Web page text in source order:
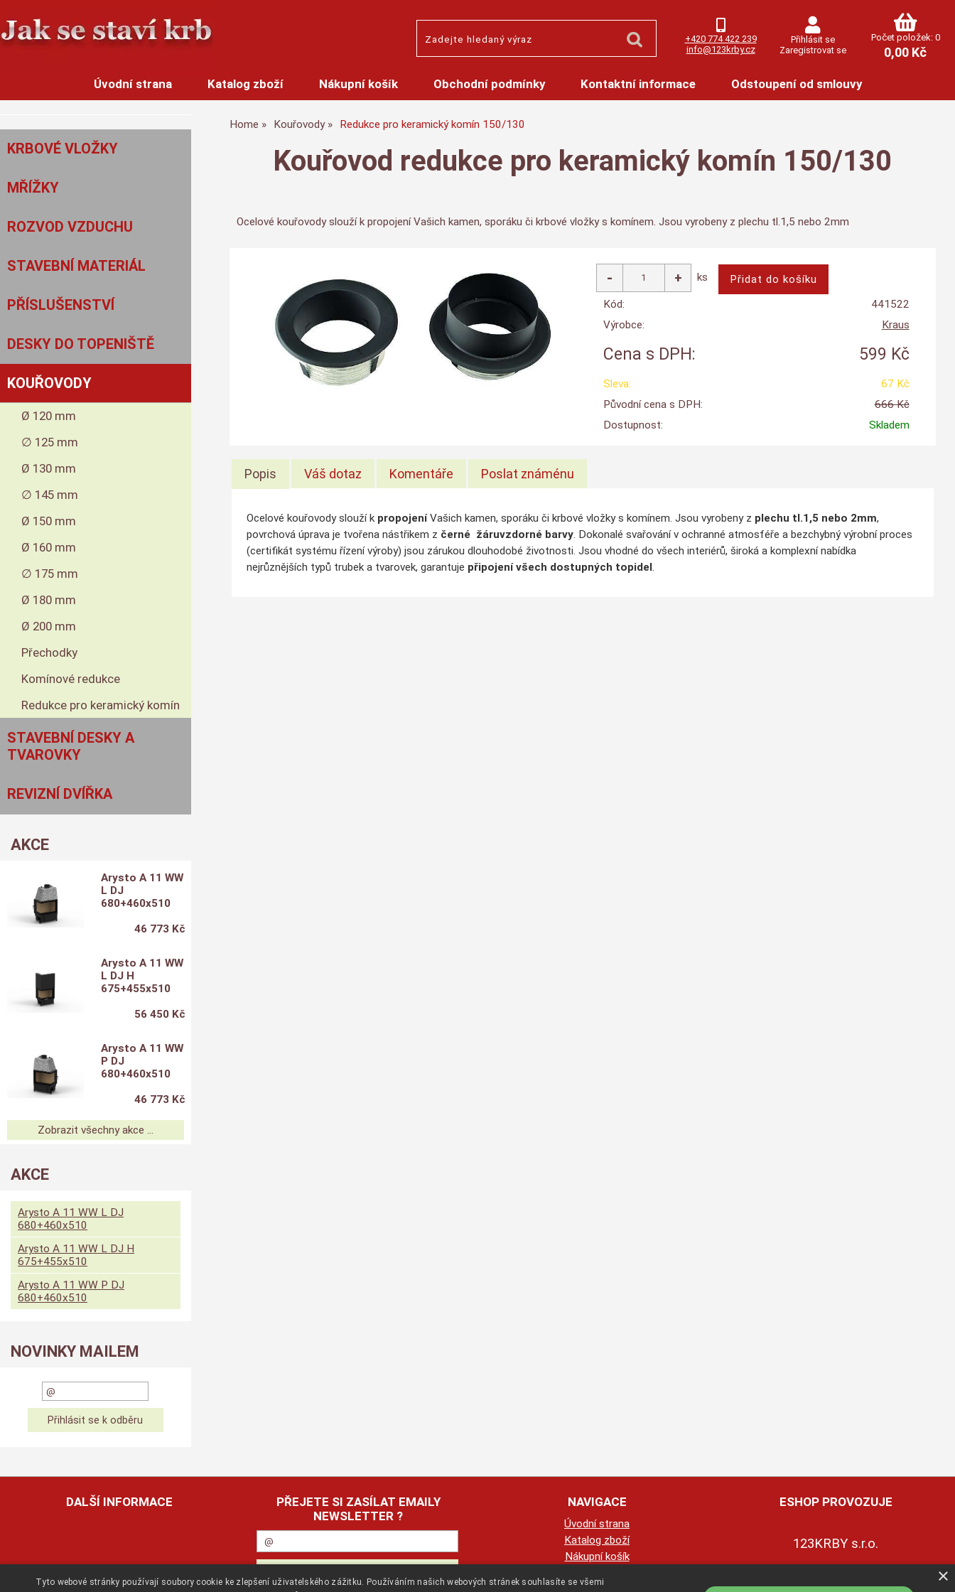
+420 774 422 239
info@123krby.cz
Přihlásit se
Zaregistrovat se
Počet položek: 0
0,00 Kč
Úvodní strana Katalog zboží Nákupní košík Obchodní podmínky Kontaktní informace Odstoupení od smlouvy
Home Kouřovody Redukce pro keramický komín 150/130
Kouřovod redukce pro keramický komín 150/130
Ocelové kouřovody slouží k propojení Vašich kamen, sporáku či krbové vložky s komínem. Jsou vyrobeny z plechu tl.1,5 nebo 2mm
ks
Kód:
441522
Výrobce:
Kraus
Cena s DPH: 599 Kč
Sleva:
67 Kč
Původní cena s DPH:
666 Kč
Dostupnost:
Skladem
Popis Váš dotaz Komentáře Poslat známénu
Ocelové kouřovody slouží kpropojeníVašich kamen, sporáku či krbové vložky s komínem. Jsou vyrobeny z plechu tl.1,5 nebo 2mm,
povrchová úprava je tvořena nástřikem z černé žáruvzdorné barvy. Dokonalé svařování v ochranné atmosféře a bezchybný výrobní proces
(certifikát systému řízení výroby) jsou zárukou dlouhodobé životnosti. Jsou vhodné do všech interiérů, široká a komplexní nabídka
nejrůznějších typů trubek a tvarovek, garantuje připojení všech dostupných topidel.
KRBOVÉ VLOŽKY
MŘÍŽKY
ROZVOD VZDUCHU
STAVEBNÍ MATERIÁL
PŘÍSLUŠENSTVÍ
DESKY DO TOPENIŠTĚ
KOUŘOVODY
Ø 120 mm
∅ 125 mm
Ø 130 mm
∅ 145 mm
Ø 150 mm
Ø 160 mm
∅ 175 mm
Ø 180 mm
Ø 200 mm
Přechodky
Komínové redukce
Redukce pro keramický komín
STAVEBNÍ DESKY A
TVAROVKY
REVIZNÍ DVÍŘKA
AKCE
Arysto A 11 WW
L DJ
680+460x510
46 773 Kč
Arysto A 11 WW
L DJ H
675+455x510
56 450 Kč
Arysto A 11 WW
P DJ
680+460x510
46 773 Kč
Zobrazit všechny akce ...
AKCE
Arysto A 11 WW L DJ
680+460x510
Arysto A 11 WW L DJ H
675+455x510
Arysto A 11 WW P DJ
680+460x510
NOVINKY MAILEM
DALŠÍ INFORMACE
PŘEJETE SI ZASÍLAT EMAILY
NEWSLETTER ?
NAVIGACE
Úvodní strana
Katalog zboží
Nákupní košík
Kontaktní informace
ESHOP PROVOZUJE
123KRBY s.r.o.
×
Tyto webové stránky používají soubory cookie ke zlepšení uživatelského zážitku. Používáním našich webových stránek souhlasíte se všemi